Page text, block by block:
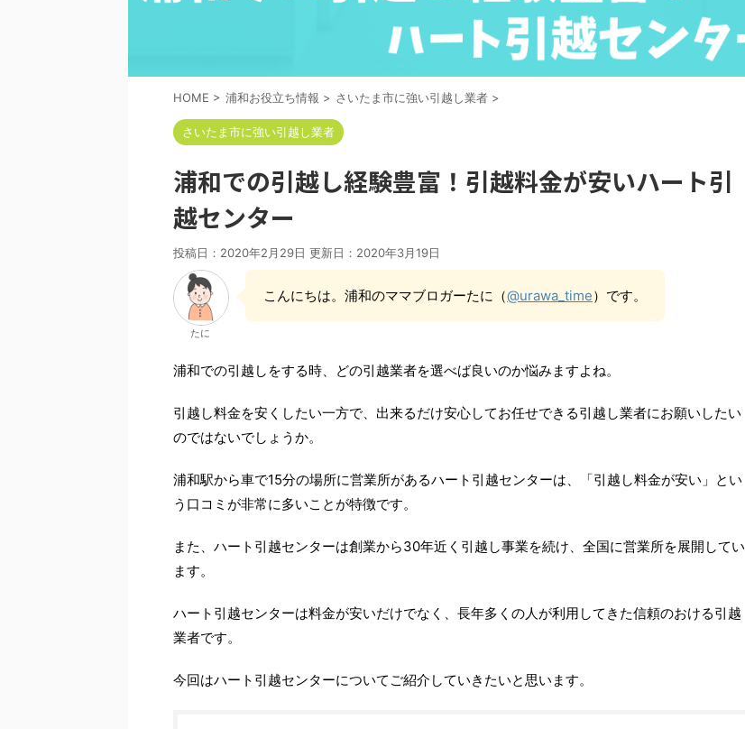
HOME > 浦和お役立ち情報 > さいたま市に強い引越し業者 >
さいたま市に強い引越し業者
浦和での引越し経験豊富！引越料金が安いハート引
越センター
投稿日：2020年2月29日 更新日： 2020年3月19日
たに
こんにちは。浦和のママブロガーたに（@urawa_time）です。
浦和での引越しをする時、どの引越業者を選べば良いのか悩みますよね。
引越し料金を安くしたい一方で、出来るだけ安心してお任せできる引越し業者にお願いしたい
のではないでしょうか。
浦和駅から車で15分の場所に営業所があるハート引越センターは、「引越し料金が安い」とい
う口コミが非常に多いことが特徴です。
また、ハート引越センターは創業から30年近く引越し事業を続け、全国に営業所を展開してい
ます。
ハート引越センターは料金が安いだけでなく、長年多くの人が利用してきた信頼のおける引越
業者です。
今回はハート引越センターについてご紹介していきたいと思います。